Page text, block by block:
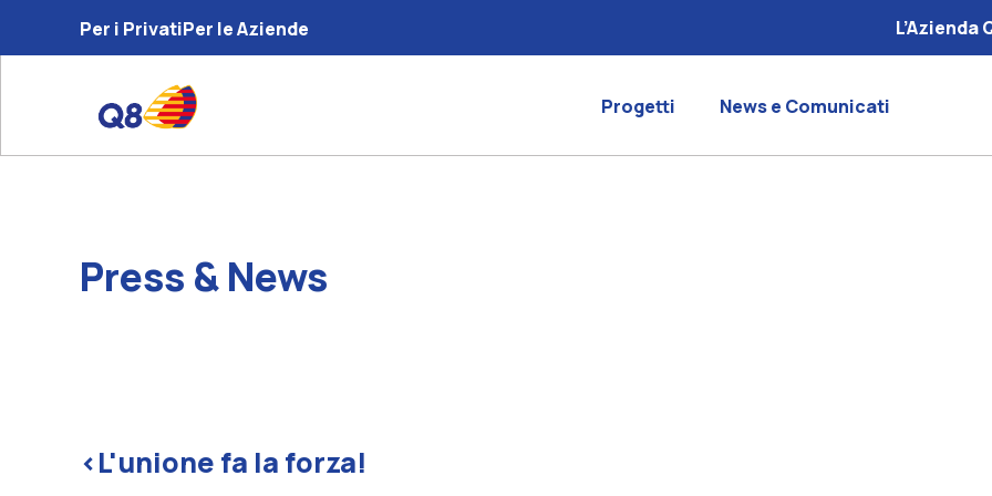
Per i PrivatiPer le Aziende L’Azienda
Progetti News e Comunicati
Press & News
<L'unione fa la forza!